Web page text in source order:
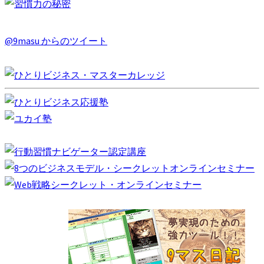
@9masu からのツイート